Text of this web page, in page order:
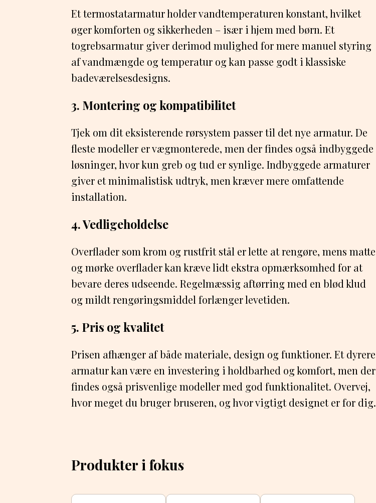
Et termostatarmatur holder vandtemperaturen konstant, hvilket
øger komforten og sikkerheden – især i hjem med børn. Et
togrebsarmatur giver derimod mulighed for mere manuel styring
af vandmængde og temperatur og kan passe godt i klassiske
badeværelsesdesigns.
3. Montering og kompatibilitet
Tjek om dit eksisterende rørsystem passer til det nye armatur. De
fleste modeller er vægmonterede, men der findes også indbyggede
løsninger, hvor kun greb og tud er synlige. Indbyggede armaturer
giver et minimalistisk udtryk, men kræver mere omfattende
installation.
4. Vedligeholdelse
Overflader som krom og rustfrit stål er lette at rengøre, mens matte
og mørke overflader kan kræve lidt ekstra opmærksomhed for at
bevare deres udseende. Regelmæssig aftørring med en blød klud
og mildt rengøringsmiddel forlænger levetiden.
5. Pris og kvalitet
Prisen afhænger af både materiale, design og funktioner. Et dyrere
armatur kan være en investering i holdbarhed og komfort, men der
findes også prisvenlige modeller med god funktionalitet. Overvej,
hvor meget du bruger bruseren, og hvor vigtigt designet er for dig.
Produkter i fokus